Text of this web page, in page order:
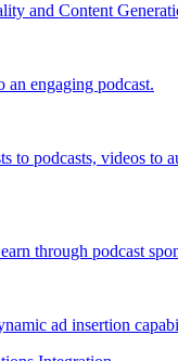
and Content
an engaging podcast.
to podcasts, videos to
through podcast
ad insertion